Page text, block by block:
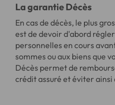
La garantie Décès
En cas de décès, le plus
est de devoir d'abord
personnelles en cours
sommes ou aux biens que
Décès permet de
crédit assuré et éviter ainsi